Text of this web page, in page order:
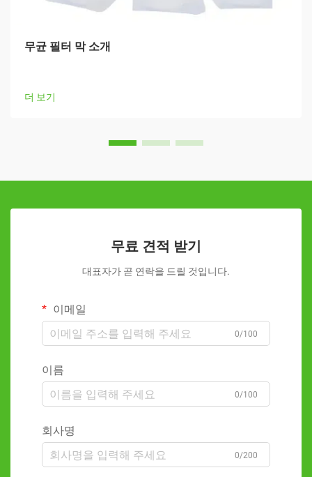
무균 필터 막 소개
더 보기
무료 견적 받기
대표자가 곧 연락을 드릴 것입니다.
이메일
0/100
이름
0/100
회사명
0/200